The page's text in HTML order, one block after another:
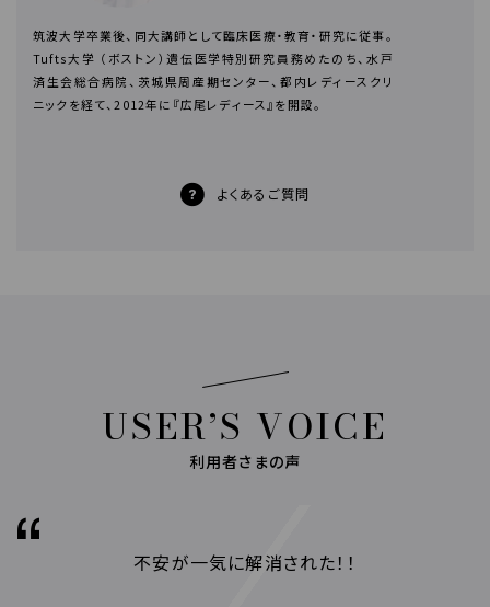
筑波大学卒業後、同大講師として臨床医療・教育・研究に従事。
Tufts大学 （ボストン）遺伝医学特別研究員務めたのち、水戸
済生会総合病院、茨城県周産期センター、都内レディースクリ
ニックを経て、2012年に『広尾レディース』を開設。
よくあるご質問
USER’S VOICE
利用者さまの声
不安が一気に解消された！！